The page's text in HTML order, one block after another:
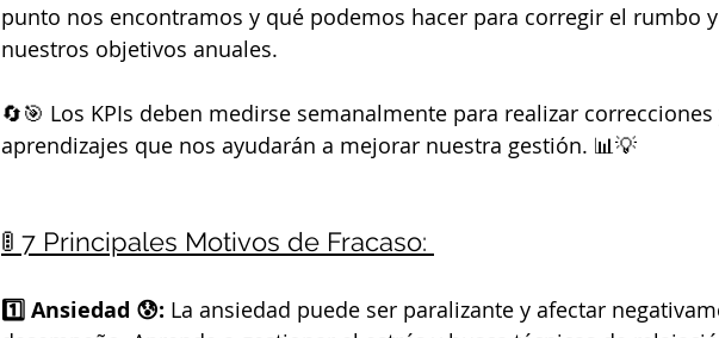
punto nos encontramos y qué podemos hacer para corregir el rumbo
nuestros objetivos anuales.
🔄🎯 Los KPIs deben medirse semanalmente para realizar
aprendizajes que nos ayudarán a mejorar nuestra gestión. 📊💡
🚦 7 Principales Motivos de Fracaso:
1️⃣ Ansiedad 😰: La ansiedad puede ser paralizante y afectar